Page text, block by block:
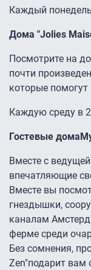
Каждый
Дома "Jolies
Посмотрите на
почти
которые
Каждую среду в
Гостевые дома
Вместе с
впечатляющие
Вместе вы
гнездышки,
каналам
ферме среди
Без сомнения,
Zen"подарит вам